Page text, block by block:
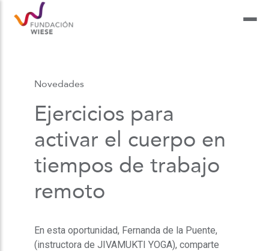
Novedades
Ejercicios para
activar el cuerpo en
tiempos de trabajo
remoto
En esta oportunidad, Fernanda de la Puente,
(instructora de JIVAMUKTI YOGA), comparte